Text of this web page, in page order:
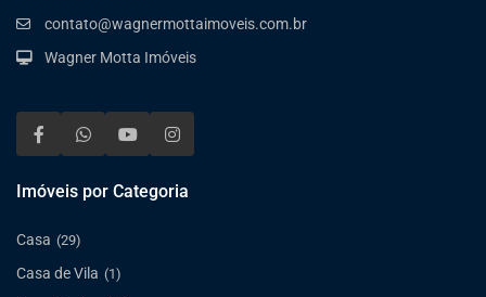
contato@wagnermottaimoveis.com.br
Wagner Motta Imóveis
Imóveis por Categoria
Casa (29)
Casa de Vila (1)